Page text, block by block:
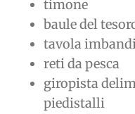
timone
baule del
tavola
reti da pesca
giropista
piedistalli